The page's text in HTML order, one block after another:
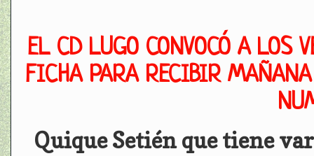
EL CD LUGO CONVOCÓ A LOS
FICHA PARA RECIBIR
Quique Setién que tiene